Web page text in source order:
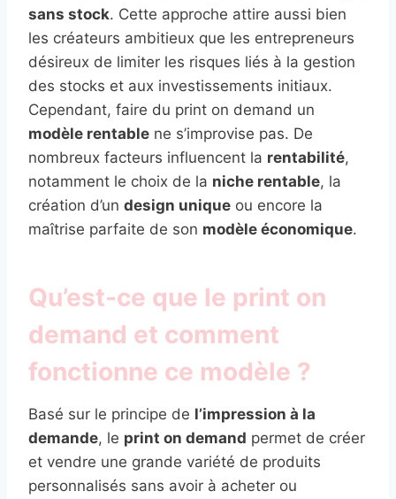
sans stock. Cette approche attire aussi bien
les créateurs ambitieux que les entrepreneurs
désireux de limiter les risques liés à la gestion
des stocks et aux investissements initiaux.
Cependant, faire du print on demand un
modèle rentable ne s’improvise pas. De
nombreux facteurs influencent la rentabilité,
notamment le choix de la niche rentable, la
création d’un design unique ou encore la
maîtrise parfaite de son modèle économique.
Qu’est-ce que le print on
demand et comment
fonctionne ce modèle ?
Basé sur le principe de l’impression à la
demande, le print on demand permet de créer
et vendre une grande variété de produits
personnalisés sans avoir à acheter ou